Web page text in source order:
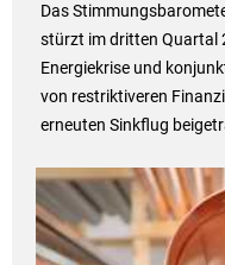
Das
stürzt im dritten Quartal
Energiekrise und
von restriktiveren
erneuten Sinkflug